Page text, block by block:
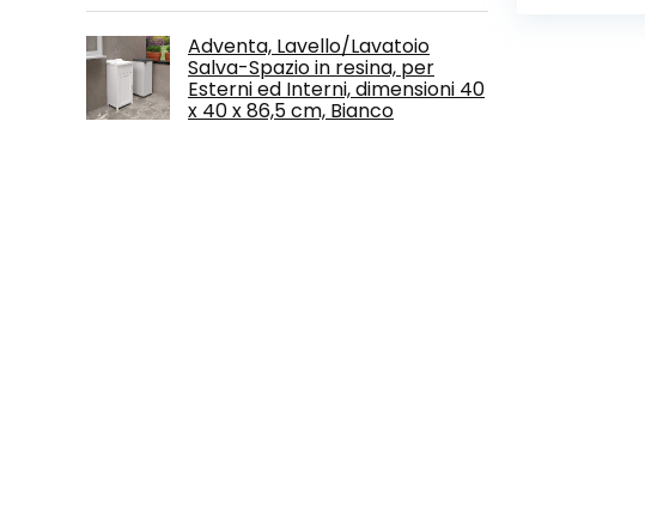
Adventa, Lavello/Lavatoio
Salva-Spazio in resina, per
Esterni ed Interni, dimensioni 40
x 40 x 86,5 cm, Bianco